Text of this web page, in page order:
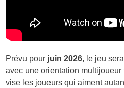
Prévu pour juin 2026, le jeu
avec une orientation multijoueur
vise les joueurs qui aiment